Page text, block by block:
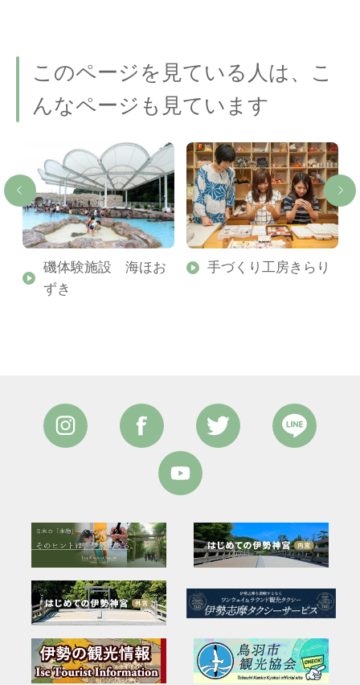
このページを見ている人は、こ
んなページも見ています
磯体験施設 海ほお
ずき
手づくり工房きらり